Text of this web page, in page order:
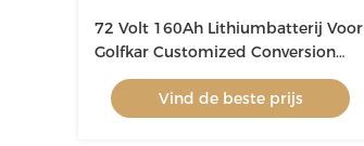
72 Volt 160Ah Lithiumbatterij Voor
Golfkar Customized Conversion
Parts
Vind de beste prijs